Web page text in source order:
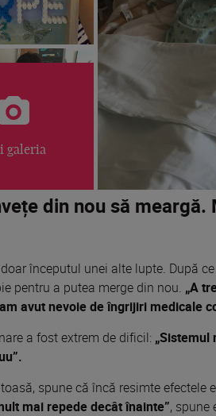
galeria
din nou să
începutul unei alte lupte. După
pentru a putea merge din nou. „A
avut nevoie de îngrijiri medicale
a fost extrem de dificil:
spune că încă resimte efectele
mai repede decât înainte”, spune